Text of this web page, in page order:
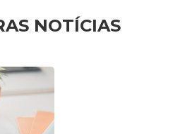
NOTÍCIAS